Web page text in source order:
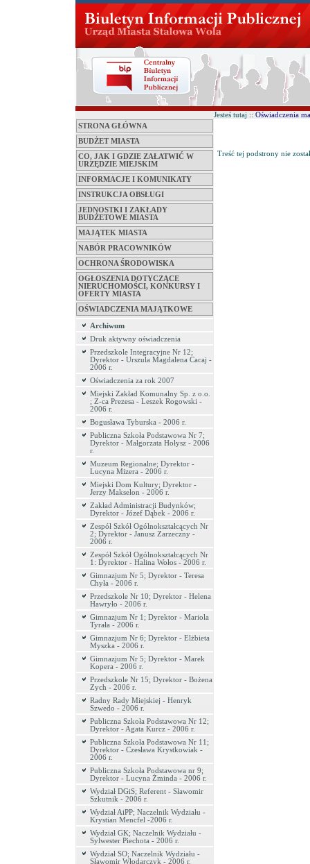
STRONA GŁÓWNA
BUDŻET MIASTA
CO, JAK I GDZIE ZAŁATWIĆ W
URZĘDZIE MIEJSKIM
INFORMACJE I KOMUNIKATY
INSTRUKCJA OBSŁUGI
JEDNOSTKI I ZAKŁADY
BUDŻETOWE MIASTA
MAJĄTEK MIASTA
NABÓR PRACOWNIKÓW
OCHRONA ŚRODOWISKA
OGŁOSZENIA DOTYCZĄCE
NIERUCHOMOŚCI, KONKURSY I
OFERTY MIASTA
OŚWIADCZENIA MAJĄTKOWE
Archiwum
Druk aktywny oświadczenia
Przedszkole Integracyjne Nr 12;
Dyrektor - Urszula Magdalena Cacaj -
2006 r.
Oświadczenia za rok 2007
Miejski Zakład Komunalny Sp. z o.o.
; Z-ca Prezesa - Leszek Rogowski -
2006 r.
Bogusława Tyburska - 2006 r.
Publiczna Szkoła Podstawowa Nr 7;
Dyrektor - Małgorzata Hołysz - 2006
r.
Muzeum Regionalne; Dyrektor -
Lucyna Mizera - 2006 r.
Miejski Dom Kultury; Dyrektor -
Jerzy Makselon - 2006 r.
Zakład Administracji Budynków;
Dyrektor - Józef Dąbek - 2006 r.
Zespół Szkół Ogólnokształcących Nr
2; Dyrektor - Janusz Zarzeczny -
2006 r.
Zespół Szkół Ogólnokształcących Nr
1: Dyrektor - Halina Wołos - 2006 r.
Gimnazjum Nr 5; Dyrektor - Teresa
Chyła - 2006 r.
Przedszkole Nr 10; Dyrektor - Helena
Hawryło - 2006 r.
Gimnazjum Nr 1; Dyrektor - Mariola
Tyrała - 2006 r.
Gimnazjum Nr 6; Dyrektor - Elżbieta
Myszka - 2006 r.
Gimnazjum Nr 5; Dyrektor - Marek
Kopera - 2006 r.
Przedszkole Nr 15; Dyrektor - Bożena
Zych - 2006 r.
Radny Rady Miejskiej - Henryk
Szwedo - 2006 r.
Publiczna Szkoła Podstawowa Nr 12;
Dyrektor - Agata Kurcz - 2006 r.
Publiczna Szkoła Podstawowa Nr 11;
Dyrektor - Czesława Krystkowiak -
2006 r.
Publiczna Szkoła Podstawowa nr 9;
Dyrektor - Lucyna Żminda - 2006 r.
Wydział DGiS; Referent - Sławomir
Szkutnik - 2006 r.
Wydział AiPP; Naczelnik Wydziału -
Krystian Mencfel -2006 r.
Wydział GK; Naczelnik Wydziału -
Sylwester Piechota - 2006 r.
Wydział SO; Naczelnik Wydziału -
Sławomir Włodarczyk - 2006 r.
Jesteś tutaj :: Oświadczenia
Treść tej podstrony nie